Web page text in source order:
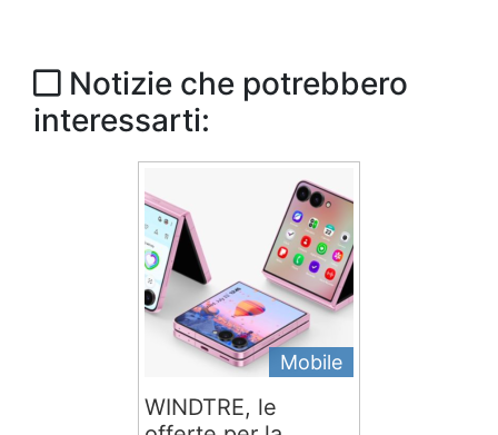
Notizie che potrebbero
interessarti:
Mobile
WINDTRE, le